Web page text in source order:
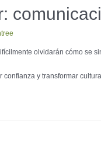
olvidarán cómo se
y transformar